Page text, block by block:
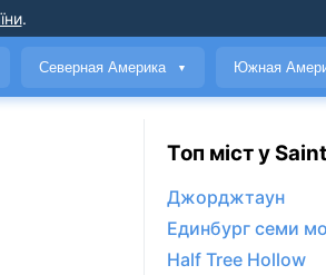
.
Северная Америка ▼ Южная
Топ міст у
Джорджтаун
Единбург семи
Half Tree Hollow